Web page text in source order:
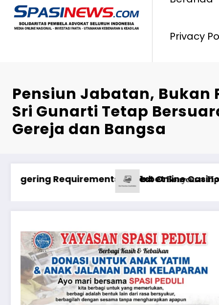
Privacy
Pensiun Jabatan, Bukan
Sri Gunarti Tetap
Gereja dan Bangsa
Опытаmərclərdə real qazanc ssenariləri ilə
Анализ Пин